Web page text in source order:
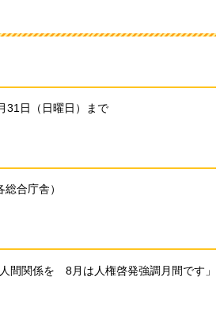
31日（日曜日）まで
合庁舎）
間関係を 8月は人権啓発強調月間です」